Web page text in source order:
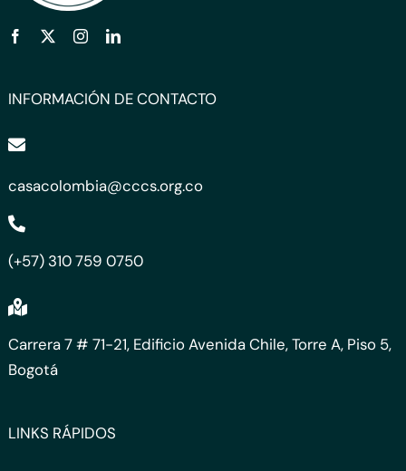
INFORMACIÓN DE CONTACTO
casacolombia@cccs.org.co
(+57) 310 759 0750
Carrera 7 # 71-21, Edificio Avenida Chile, Torre A, Piso 5,
Bogotá
LINKS RÁPIDOS